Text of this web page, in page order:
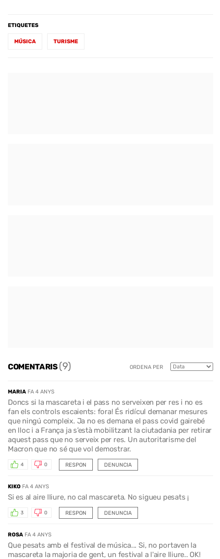
ETIQUETES
MÚSICA TURISME
COMENTARIS(9) ORDENA PER
MARIA FA 4 ANYS
Doncs si la mascareta i el pass no serveixen per res i no es
fan els controls escaients: fora! És ridícul demanar mesures
que ningú compleix. Ja no es demana el pass covid gairebé
en lloc i a França ja s’està mobilitzant la ciutadania per retirar
aquest pass que no serveix per res. Un autoritarisme del
Macron que no sé que vol demostrar.
RESPON
4 0 DENUNCIA
KIKO FA 4 ANYS
Si es al aire lliure, no cal mascareta. No sigueu pesats ¡
RESPON
3 0 DENUNCIA
ROSA FA 4 ANYS
Que pesats amb el festival de música... Si, no portaven la
mascareta la majoria de gent, un festival a l'aire lliure.. OK!